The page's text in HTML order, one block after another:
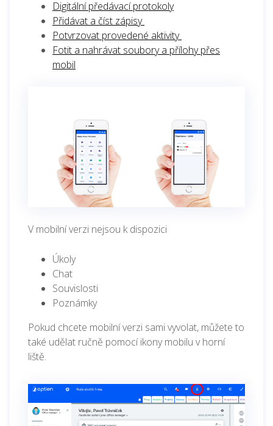
Digitální předávací protokoly
Přidávat a číst zápisy
Potvrzovat provedené aktivity
Fotit a nahrávat soubory a přílohy přes
mobil
V mobilní verzi nejsou k dispozici
Úkoly
Chat
Souvislosti
Poznámky
Pokud chcete mobilní verzi sami vyvolat, můžete to
také udělat ručně pomocí ikony mobilu v horní
liště.